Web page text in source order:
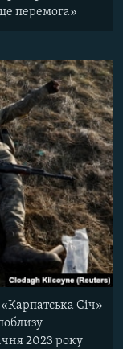
перемога»
Січ»
2023 року